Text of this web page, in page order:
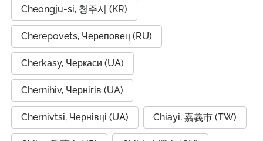
Cheongju-si, 청주시 (KR)
Cherepovets, Череповец (RU)
Cherkasy, Черкаси (UA)
Chernihiv, Чернігів (UA)
Chernivtsi, Чернівці (UA) Chiayi, 嘉義市 (TW)